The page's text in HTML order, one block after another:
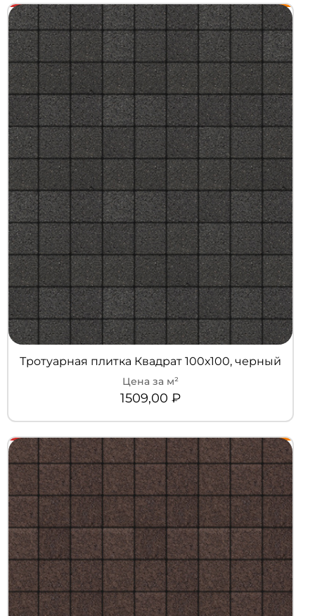
Тротуарная плитка Квадрат 100х100, черный
1509,00 ₽